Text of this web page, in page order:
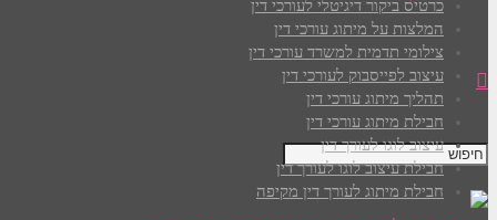
כרטיס ביקור דיגיטלי לעורכי דין
המלצות על מיתוג עורכי דין
צילומי תדמית למשרד עורכי דין
עיצוב לפייסבוק לעורכי דין
תהליך מיתוג עורכי דין
חבילת מיתוג עורכי דין
עיצוב לוגו לעורך דין
חבילת עיצוב לוגו לעורך דין
חבילת מיתוג לעורך דין מקיפה